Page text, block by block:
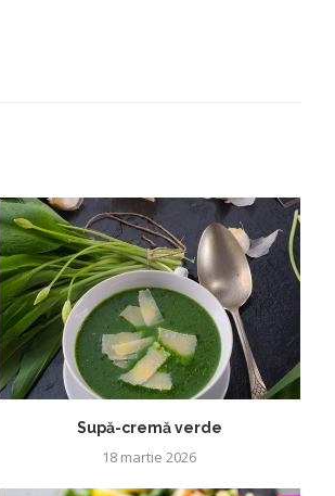
Supă-cremă verde
18 martie 2026